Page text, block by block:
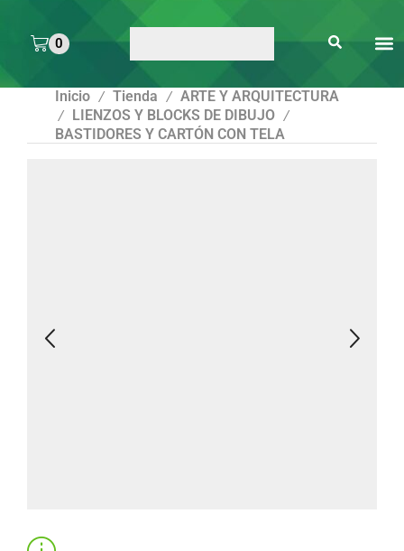
0
Inicio / Tienda / ARTE Y ARQUITECTURA
/ LIENZOS Y BLOCKS DE DIBUJO /
BASTIDORES Y CARTÓN CON TELA